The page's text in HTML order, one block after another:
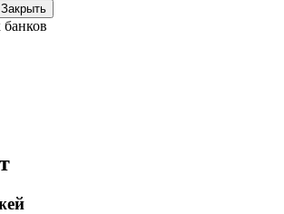
Закрыть
банков